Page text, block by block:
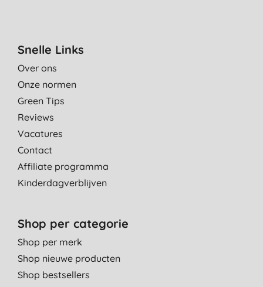
Snelle Links
Over ons
Onze normen
Green Tips
Reviews
Vacatures
Contact
Affiliate programma
Kinderdagverblijven
Shop per categorie
Shop per merk
Shop nieuwe producten
Shop bestsellers